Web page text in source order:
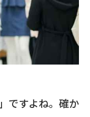
ですよね。確か